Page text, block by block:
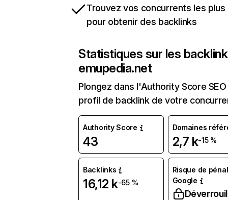
Trouvez vos concurrents les
pour obtenir des backlinks
Statistiques sur les
emupedia.net
Plongez dans l'Authority Score
profil de backlink de votre
Authority Score
43
Domaines
2,7 k-15 %
Backlinks
16,12 k-65 %
Risque de
Google